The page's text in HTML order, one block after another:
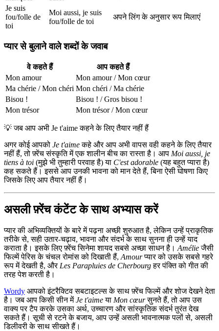
Je suis
fou/folle de
toi
Moi aussi, je suis
fou/folle de toi
अपने लिंग के अनुसार रूप मिलाएं
प्यार से बुलाने वाले शब्दों के जवाब
वे कहते हैं
आप कहते हैं
Mon amour
Mon amour / Mon cœur
Ma chérie / Mon chéri Mon chéri / Ma chérie
Bisou !
Bisou ! / Gros bisou !
Mon trésor
Mon trésor / Mon cœur
💡 जब आप अभी Je t'aime कहने के लिए तैयार नहीं हैं
अगर कोई आपको Je t'aimeकहे और आप अभी वापस वही कहने के लिए तैयार
नहीं हैं, तो फ़्रेंच संस्कृति में एक शालीन बीच का रास्ता है। आप Moi aussi, je
tiens à toi (मुझे भी तुम्हारी परवाह है) या C'est adorable (यह बहुत प्यारा है)
कह सकते हैं। इससे आप उनकी भावना को मान देते हैं, बिना ऐसी घोषणा किए
जिसके लिए आप तैयार नहीं हैं।
असली फ़्रेंच कंटेंट के साथ अभ्यास करें
प्यार की अभिव्यक्तियों के बारे में पढ़ना अच्छी शुरुआत है, लेकिन उन्हें प्राकृतिक
तरीके से, सही उतार-चढ़ाव, भावना और संदर्भ के साथ सुनना ही उन्हें याद
कराता है। इसके लिए फ़्रेंच सिनेमा शायद सबसे अच्छा साधन है। Amélieजैसी
फिल्में पेरिस के चंचल रोमांस को दिखाती हैं, Amourप्यार को उसके सबसे गहरे
रूप में देखती है, और Les Parapluies de Cherbourgहर पंक्ति को गीत की
तरह पेश करती है।
Wordy आपको इंटरैक्टिव सबटाइटल्स के साथ फ़्रेंच फिल्में और शोज देखने देता
है। जब आप किसी सीन मेंJe t'aimeया Mon cœurसुनते हैं, तो आप उस
वाक्य पर टैप करके उसका अर्थ, उच्चारण और सांस्कृतिक संदर्भ तुरंत देख
सकते हैं। सूची से रटने के बजाय, आप उन्हें असली भावनात्मक पलों से, असली
डिलीवरी के साथ सीखते हैं।